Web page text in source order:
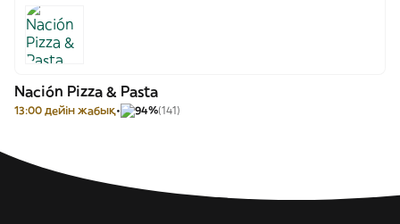
Nación Pizza & Pasta
13:00 дейін жабық 94%(141)